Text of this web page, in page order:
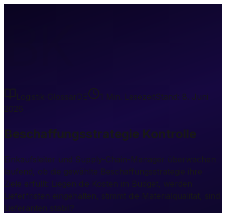
Logistik-GlossarDE 1 Min. LesezeitStand: 8. Juni
2026
Beschaffungsstrategie Kontrolle
Einkaufsleiter und Supply-Chain-Manager überwachen
laufend, ob die gewählte Beschaffungsstrategie ihre
Ziele erfüllt: Liegen die Kosten im Budget, werden
Lieferfristen eingehalten, stimmt die Materialqualität, sind
Lieferanten stabil?